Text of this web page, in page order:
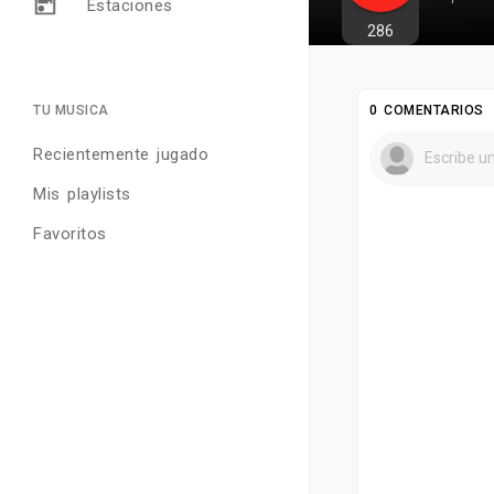
Estaciones
TU MUSICA
Recientemente jugado
Mis playlists
Favoritos
286
0 COMENTARIOS